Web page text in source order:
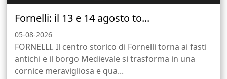
Fornelli: il 13 e 14 agosto to...
05-08-2026
FORNELLI. Il centro storico di Fornelli torna ai fasti
antichi e il borgo Medievale si trasforma in una
cornice meravigliosa e qua...